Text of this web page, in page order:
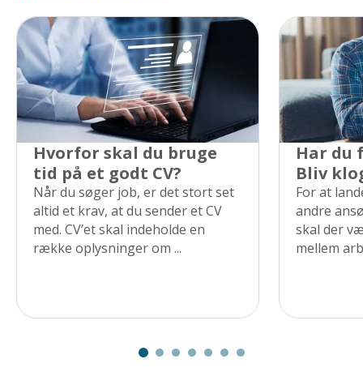
Hvorfor skal du bruge
tid på et godt CV?
Når du søger job, er det stort set
altid et krav, at du sender et CV
med. CV’et skal indeholde en
række oplysninger om ...
Har du
Bliv
For at
andre
skal der
mellem